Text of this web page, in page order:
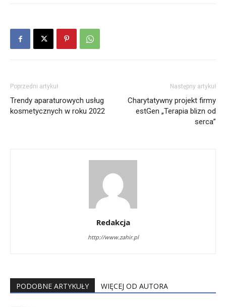
Poprzedni artykuł
Trendy aparaturowych usług
kosmetycznych w roku 2022
Następny artykuł
Charytatywny projekt firmy
estGen „Terapia blizn od
serca”
Redakcja
http://www.zahir.pl
PODOBNE ARTYKUŁY WIĘCEJ OD AUTORA